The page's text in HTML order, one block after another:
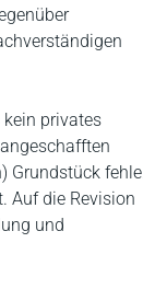
kein privates
Grundstück
Auf die Revision
und